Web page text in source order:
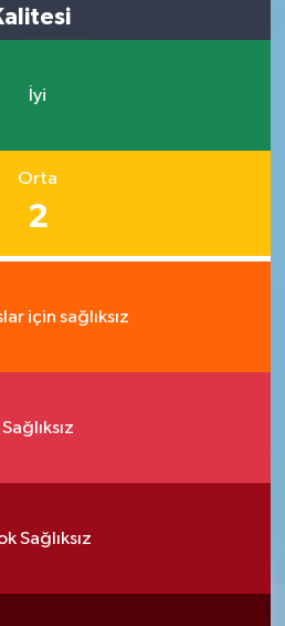
İyi
Orta
2
için sağlıksız
Sağlıksız
Sağlıksız